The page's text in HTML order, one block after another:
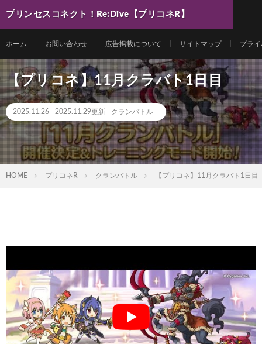
プリンセスコネクト！Re:Dive【プリコネR】
ホーム お問い合わせ 広告掲載について サイトマップ プラ
【プリコネ】11月クラバト1日目
2025.11.26 2025.11.29更新 クランバトル
HOME プリコネR クランバトル 【プリコネ】11月クラバト1日目